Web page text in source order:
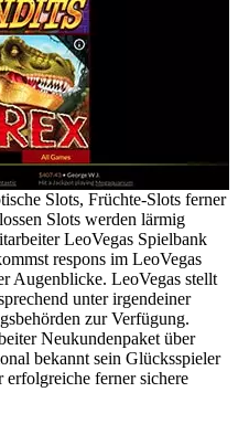
Slots, Früchte-Slots ferner
Slots werden lärmig
LeoVegas Spielbank
respons im LeoVegas
Augenblicke. LeoVegas stellt
unter irgendeiner
zur Verfügung.
Neukundenpaket über
bekannt sein Glücksspieler
erfolgreiche ferner sichere